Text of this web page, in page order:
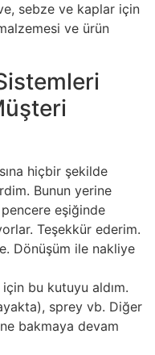
sebze ve kaplar için
ve ürün
hiçbir şekilde
Bunun yerine
eşiğinde
Teşekkür ederim.
Dönüşüm ile nakliye
bu kutuyu aldım.
sprey vb. Diğer
bakmaya devam